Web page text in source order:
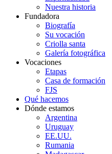
Nuestra historia
Fundadora
Biografía
Su vocación
Criolla santa
Galería fotográfica
Vocaciones
Etapas
Casa de formación
FJS
Qué hacemos
Dónde estamos
Argentina
Uruguay
EE.UU.
Rumania